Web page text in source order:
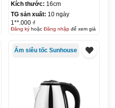
Kích thước: 16cm
TG sản xuất: 10 ngày
1**.000 ₫
Đăng kýhoặc Đăng nhậpđể xem giá
Ấm siêu tốc Sunhouse